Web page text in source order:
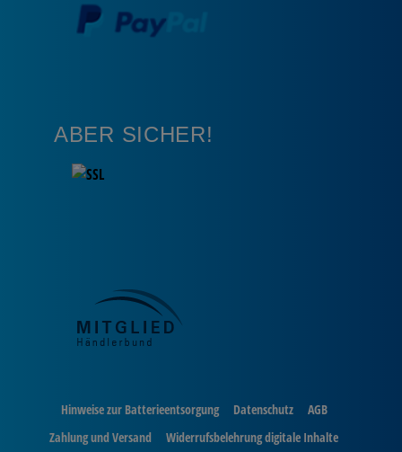
ABER SICHER!
Hinweise zur Batterieentsorgung Datenschutz
AGB
Zahlung und Versand
Widerrufsbelehrung digitale Inhalte